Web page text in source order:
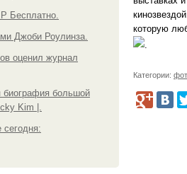
Бесплатно.
Джоби Роулинза.
оценил журнал
биография большой
Kim |.
сегодня:
которую
Категории: